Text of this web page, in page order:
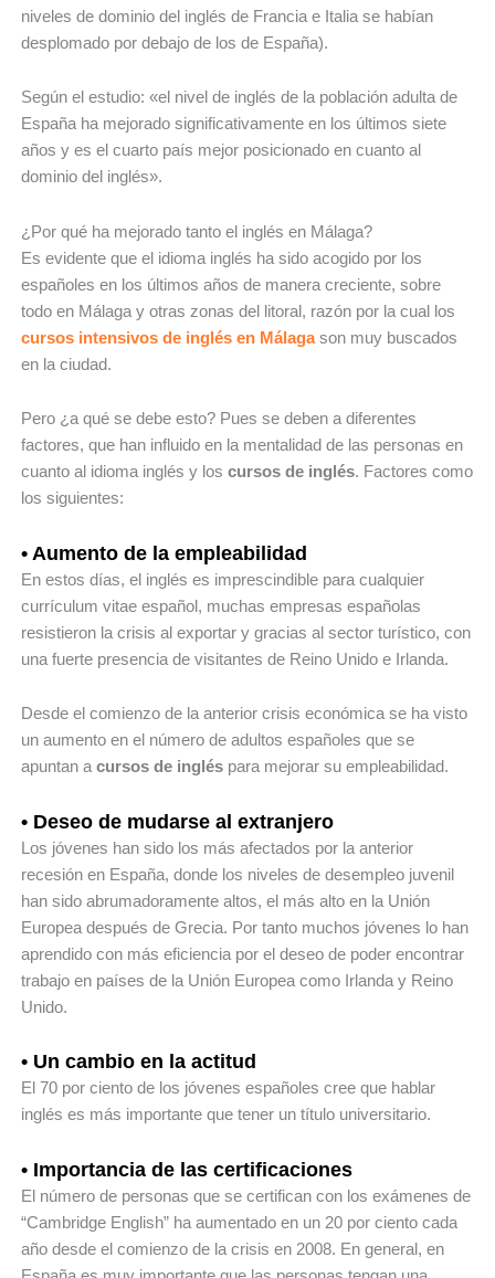
niveles de dominio del inglés de Francia e Italia se habían
desplomado por debajo de los de España).
Según el estudio: «el nivel de inglés de la población adulta de
España ha mejorado significativamente en los últimos siete
años y es el cuarto país mejor posicionado en cuanto al
dominio del inglés».
¿Por qué ha mejorado tanto el inglés en Málaga?
Es evidente que el idioma inglés ha sido acogido por los
españoles en los últimos años de manera creciente, sobre
todo en Málaga y otras zonas del litoral, razón por la cual los
cursos intensivos de inglés en Málagason muy buscados
en la ciudad.
Pero ¿a qué se debe esto? Pues se deben a diferentes
factores, que han influido en la mentalidad de las personas en
cuanto al idioma inglés y los cursos de inglés. Factores como
los siguientes:
• Aumento de la empleabilidad
En estos días, el inglés es imprescindible para cualquier
currículum vitae español, muchas empresas españolas
resistieron la crisis al exportar y gracias al sector turístico, con
una fuerte presencia de visitantes de Reino Unido e Irlanda.
Desde el comienzo de la anterior crisis económica se ha visto
un aumento en el número de adultos españoles que se
apuntan acursos de ingléspara mejorar su empleabilidad.
• Deseo de mudarse al extranjero
Los jóvenes han sido los más afectados por la anterior
recesión en España, donde los niveles de desempleo juvenil
han sido abrumadoramente altos, el más alto en la Unión
Europea después de Grecia. Por tanto muchos jóvenes lo han
aprendido con más eficiencia por el deseo de poder encontrar
trabajo en países de la Unión Europea como Irlanda y Reino
Unido.
• Un cambio en la actitud
El 70 por ciento de los jóvenes españoles cree que hablar
inglés es más importante que tener un título universitario.
• Importancia de las certificaciones
El número de personas que se certifican con los exámenes de
“Cambridge English” ha aumentado en un 20 por ciento cada
año desde el comienzo de la crisis en 2008. En general, en